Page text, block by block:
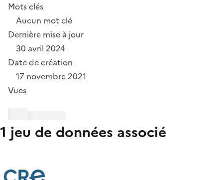
Mots clés
Aucun mot clé
Dernière mise à jour
30 avril 2024
Date de création
17 novembre 2021
Vues
1 jeu de données associé